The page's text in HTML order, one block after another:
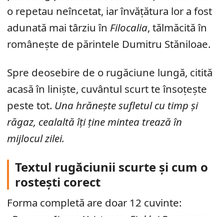
o repetau neîncetat, iar învățătura lor a fost
adunată mai târziu în Filocalia, tălmăcită în
românește de părintele Dumitru Stăniloae.
Spre deosebire de o rugăciune lungă, citită
acasă în liniște, cuvântul scurt te însoțește
peste tot. Una hrănește sufletul cu timp și
răgaz, cealaltă îți ține mintea trează în
mijlocul zilei.
Textul rugăciunii scurte și cum o
rostești corect
Forma completă are doar 12 cuvinte: